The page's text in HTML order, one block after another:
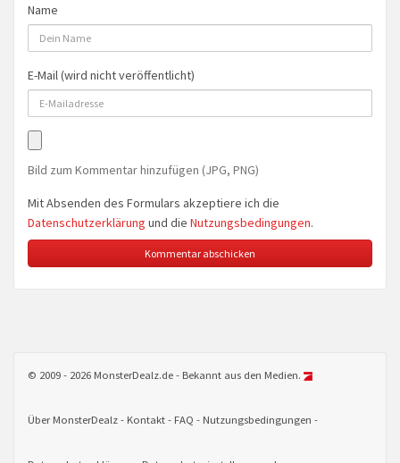
Name
E-Mail (wird nicht veröffentlicht)
Bild zum Kommentar hinzufügen (JPG, PNG)
Mit Absenden des Formulars akzeptiere ich die
Datenschutzerklärung und die Nutzungsbedingungen.
© 2009 - 2026 MonsterDealz.de - Bekannt aus den Medien.
Über MonsterDealz Kontakt FAQ Nutzungsbedingungen